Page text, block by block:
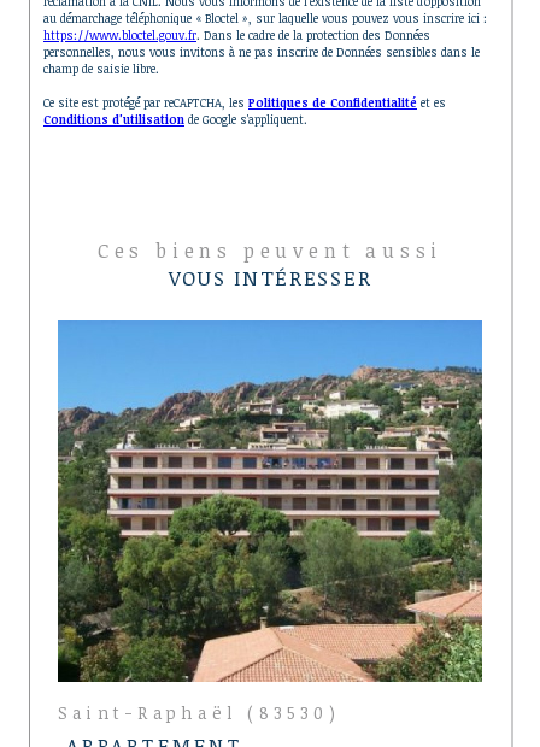
au démarchage téléphonique « Bloctel », sur laquelle vous pouvez vous inscrire ici :
https://www.bloctel.gouv.fr. Dans le cadre de la protection des Données
personnelles, nous vous invitons à ne pas inscrire de Données sensibles dans le
champ de saisie libre.
Ce site est protégé par reCAPTCHA, les Politiques de Confidentialité et es
Conditions d'utilisation de Google s'appliquent.
Ces biens peuvent aussi
VOUS INTÉRESSER
Saint-Raphaël (83530)